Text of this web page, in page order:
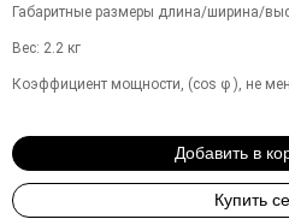
Габаритные размеры длина/ширина/
Вес: 2.2 кг
Коэффициент мощности, (cos φ ), не
Добавить в
Купить